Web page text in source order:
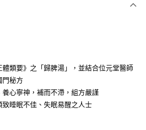
類要》之「歸脾湯」，並結合位元堂醫師
門秘方
心寧神，補而不滯，組方嚴謹
睡眠不佳、失眠易醒之人士